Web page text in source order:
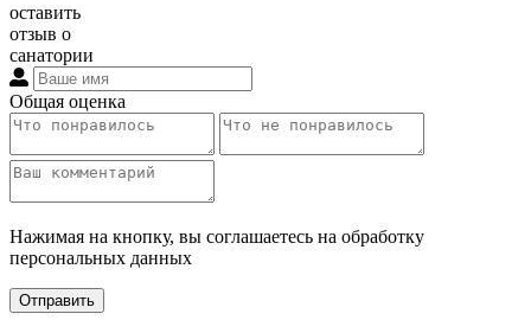
оставить
отзыв о
санатории
Общая оценка
Нажимая на кнопку, вы соглашаетесь на обработку
персональных данных
Отправить